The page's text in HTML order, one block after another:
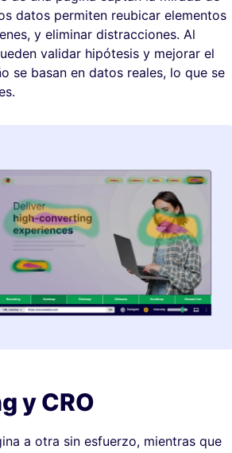
datos permiten reubicar elementos
y eliminar distracciones. Al
validar hipótesis y mejorar el
se basan en datos reales, lo que se
y CRO
a otra sin esfuerzo, mientras que